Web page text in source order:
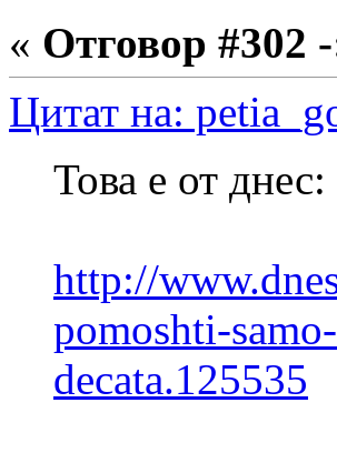
« Отговор #302
Цитат на:
Това е от днес:
http://
pomoshti-
decata.125535